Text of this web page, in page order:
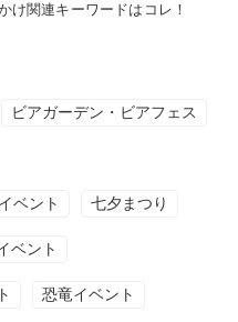
け関連キーワードはコレ！
ビアガーデン・ビアフェス
ベント 七夕まつり
ベント
恐竜イベント